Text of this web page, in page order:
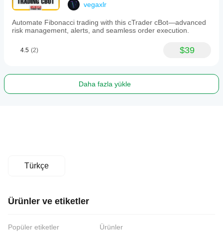
vegaxlr
Automate Fibonacci trading with this cTrader cBot—advanced
risk management, alerts, and seamless order execution.
4.5 (2) $39
Daha fazla yükle
Türkçe
Ürünler ve etiketler
Popüler etiketler
Ürünler